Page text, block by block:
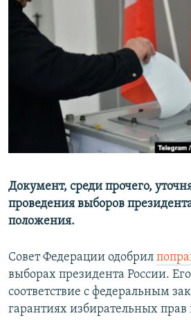
СИБИРЬ.РЕАЛИИ
РАСПИСАНИЕ ВЕЩАНИЯ
ПОДПИШИТЕСЬ НА РАССЫЛКУ
СОЦИАЛЬНЫЕ СЕТИ
Все сайты РСЕ/РС
Документ, среди прочего,
проведения выборов
положения.
Совет Федерации одобрил
выборах президента России.
соответствие с федеральным
гарантиях избирательных